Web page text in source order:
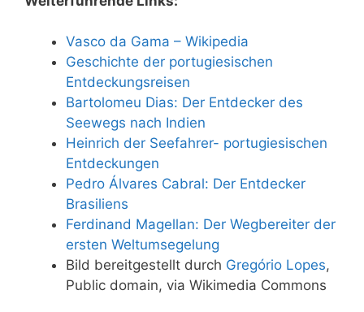
Vasco da Gama – Wikipedia
Geschichte der portugiesischen
Entdeckungsreisen
Bartolomeu Dias: Der Entdecker des
Seewegs nach Indien
Heinrich der Seefahrer- portugiesischen
Entdeckungen
Pedro Álvares Cabral: Der Entdecker
Brasiliens
Ferdinand Magellan: Der Wegbereiter der
ersten Weltumsegelung
Bild bereitgestellt durch Gregório Lopes,
Public domain, via Wikimedia Commons